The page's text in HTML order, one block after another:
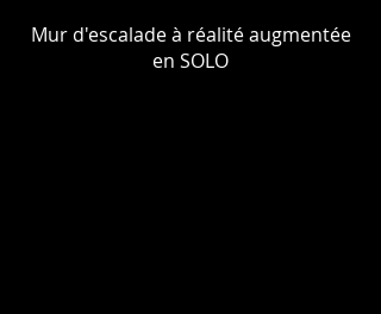
Mur d'escalade à réalité augmentée
en SOLO